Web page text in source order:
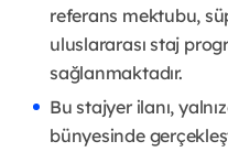
referans mektubu,
uluslararası staj
sağlanmaktadır.
Bu stajyer ilanı,
bünyesinde